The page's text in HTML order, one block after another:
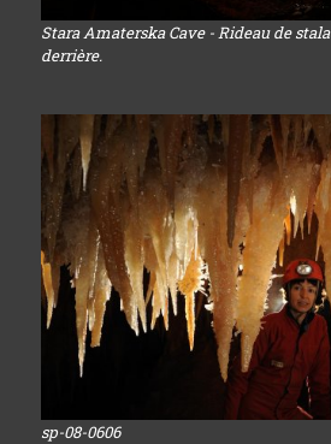
Stara Amaterska Cave - Rideau de
derrière.
sp-08-0606